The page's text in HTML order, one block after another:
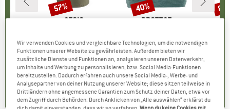
Preis
)
MARKE
STOIC
Produktgruppe
Packsack
Preis
CHF 9.80 reduzierter Preis
ab CHF 4.21
5.0(2)
Rabatt
57%
MARKE
PROTEST
Produktgruppe
Bikini-Top
Preis
CHF 38.95reduzierter Preis
CHF 23.37
4.9(23)
Rabatt
40%
CHF
Wir verwenden Cookies und vergleichbare Technologien, um die notwendigen
Funktionen unserer Website zu gewährleisten. Außerdem bieten wir
zusätzliche Dienste und Funktionen an, analysieren unseren Datenverkehr,
um Inhalte und Werbung zu personalisieren, bzw. Social Media-Funktionen
bereitzustellen. Dadurch erfahren auch unsere Social Media-, Werbe- und
Analysepartner von deiner Nutzung unserer Website; diese sitzen teilweise in
Drittländern ohne angemessene Garantien zum Schutz deiner Daten, etwa vor
dem Zugriff durch Behörden. Durch Anklicken von „Alle auswählen“ erklärst du